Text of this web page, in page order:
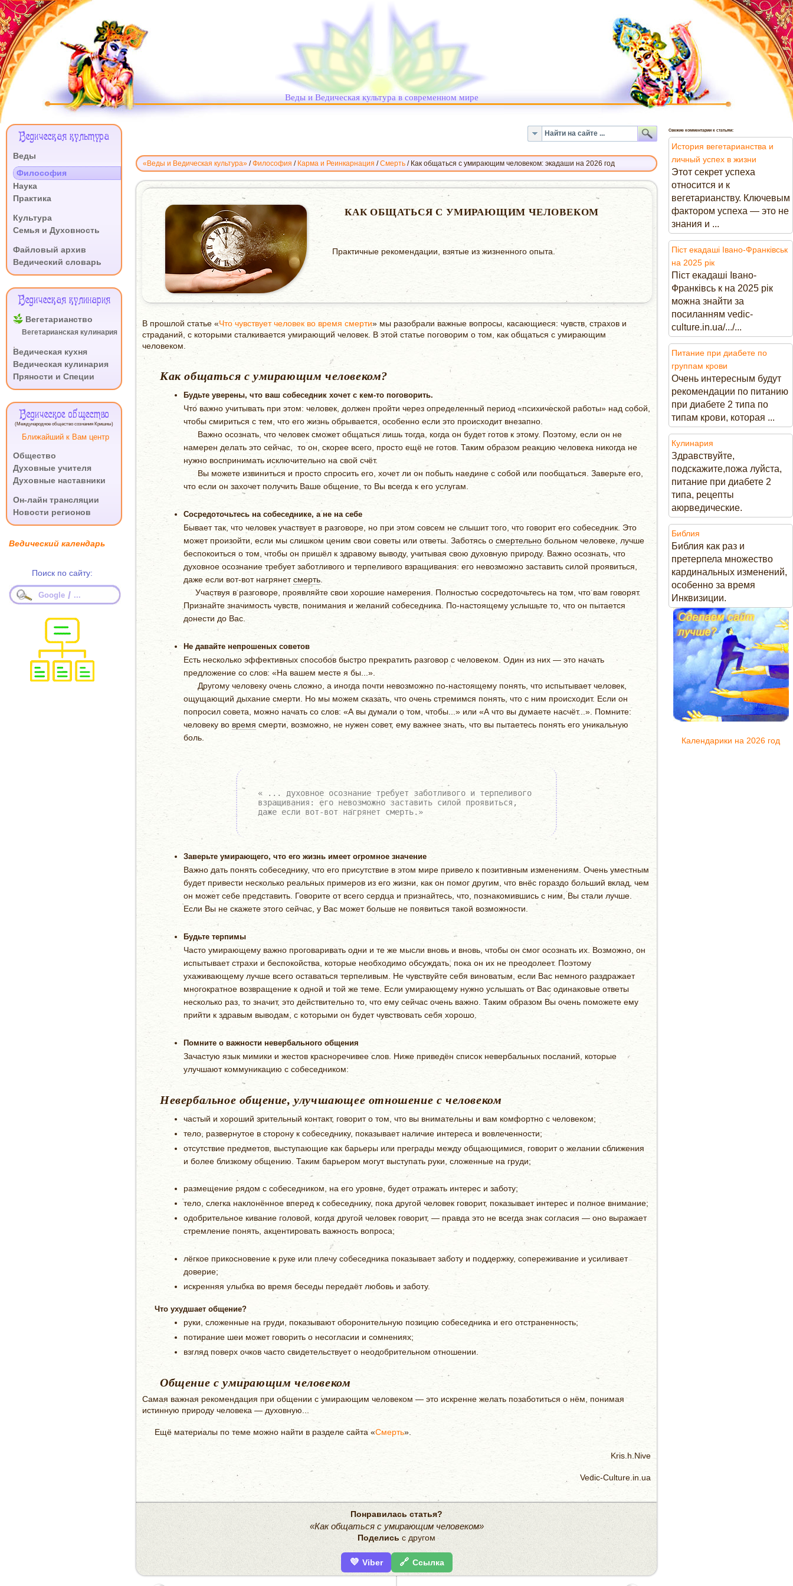
Веды и Ведическая культура в современном мире
«Веды и Ведическая культура» /Философия / Карма и Реинкарнация /Смерть / Как общаться с умирающим человеком: экадаши на 2026 год
КАК
ОБЩАТЬСЯ
УМИРАЮЩИМ
ЧЕЛОВЕКОМ
КАК ОБЩАТЬСЯ С УМИРАЮЩИМ ЧЕЛОВЕКОМ
Практичные рекомендации, взятые из жизненного опыта.
В прошлой статье «Что чувствует человек во время смерти» мы разобрали важные вопросы, касающиеся: чувств, страхов и
страданий, с которыми сталкивается умирающий человек. В этой статье поговорим о том, как общаться с умирающим
человеком.
Как общаться с умирающим человеком?
Будьте уверены, что ваш собеседник хочет с кем-то поговорить.
Что важно учитывать при этом: человек, должен пройти через определенный период «психической работы» над собой,
чтобы смириться с тем, что его жизнь обрывается, особенно если это происходит внезапно.
Важно осознать, что человек сможет общаться лишь тогда, когда он будет готов к этому. Поэтому, если он не
намерен делать это сейчас, то он, скорее всего, просто ещё не готов. Таким образом реакцию человека никогда не
нужно воспринимать исключительно на свой счёт.
Вы можете извиниться и просто спросить его, хочет ли он побыть наедине с собой или пообщаться. Заверьте его,
что если он захочет получить Ваше общение, то Вы всегда к его услугам.
Сосредоточьтесь на собеседнике, а не на себе
Бывает так, что человек участвует в разговоре, но при этом совсем не слышит того, что говорит его собеседник. Это
может произойти, если мы слишком ценим свои советы или ответы. Заботясь о смертельно больном человеке, лучше
беспокоиться о том, чтобы он пришёл к здравому выводу, учитывая свою духовную природу. Важно осознать, что
духовное осознание требует заботливого и терпеливого взращивания: его невозможно заставить силой проявиться,
даже если вот-вот нагрянетсмерть
Участвуя в разговоре, проявляйте свои хорошие намерения. Полностью сосредоточьтесь на том, что вам говорят.
Признайте значимость чувств, понимания и желаний собеседника. По-настоящему услышьте то, что он пытается
донести до Вас.
Не давайте непрошеных советов
Есть несколько эффективных способов быстро прекратить разговор с человеком. Один из них — это начать
предложение со слов: «На вашем месте я бы...».
Другому человеку очень сложно, а иногда почти невозможно по-настоящему понять, что испытывает человек,
ощущающий дыхание смерти. Но мы можем сказать, что очень стремимся понять, что с ним происходит. Если он
попросил совета, можно начать со слов: «А вы думали о том, чтобы...» или «А что вы думаете насчёт...». Помните:
человеку во время смерти, возможно, не нужен совет, ему важнее знать, что вы пытаетесь понять его уникальную
боль.
« ... духовное осознание требует заботливого и терпеливого
взращивания: его невозможно заставить силой проявиться,
даже если вот-вот нагрянет смерть.»
Заверьте умирающего, что его жизнь имеет огромное значение
Важно дать понять собеседнику, что его присутствие в этом мире привело к позитивным изменениям. Очень уместным
будет привести несколько реальных примеров из его жизни, как он помог другим, что внёс гораздо больший вклад, чем
он может себе представить. Говорите от всего сердца и признайтесь, что, познакомившись с ним, Вы стали лучше.
Если Вы не скажете этого сейчас, у Вас может больше не появиться такой возможности.
Будьте терпимы
Часто умирающему важно проговаривать одни и те же мысли вновь и вновь, чтобы он смог осознать их. Возможно, он
испытывает страхи и беспокойства, которые необходимо обсуждать, пока он их не преодолеет. Поэтому
ухаживающему лучше всего оставаться терпеливым. Не чувствуйте себя виноватым, если Вас немного раздражает
многократное возвращение к одной и той же теме. Если умирающему нужно услышать от Вас одинаковые ответы
несколько раз, то значит, это действительно то, что ему сейчас очень важно. Таким образом Вы очень поможете ему
прийти к здравым выводам, с которыми он будет чувствовать себя хорошо.
Помните о важности невербального общения
Зачастую язык мимики и жестов красноречивее слов. Ниже приведён список невербальных посланий, которые
улучшают коммуникацию с собеседником:
Невербальное общение, улучшающее отношение с человеком
частый и хороший зрительный контакт, говорит о том, что вы внимательны и вам комфортно с человеком;
тело, развернутое в сторону к собеседнику, показывает наличие интереса и вовлеченности;
отсутствие предметов, выступающие как барьеры или преграды между общающимися, говорит о желании сближения
и более близкому общению. Таким барьером могут выступать руки, сложенные на груди;
размещение рядом с собеседником, на его уровне, будет отражать интерес и заботу;
тело, слегка наклонённое вперед к собеседнику, пока другой человек говорит, показывает интерес и полное внимание;
одобрительное кивание головой, когда другой человек говорит, — правда это не всегда знак согласия — оно выражает
стремление понять, акцентировать важность вопроса;
лёгкое прикосновение к руке или плечу собеседника показывает заботу и поддержку, сопереживание и усиливает
доверие;
искренняя улыбка во время беседы передаёт любовь и заботу.
Что ухудшает общение?
руки, сложенные на груди, показывают оборонительную позицию собеседника и его отстраненность;
потирание шеи может говорить о несогласии и сомнениях;
взгляд поверх очков часто свидетельствует о неодобрительном отношении.
Общение с умирающим человеком
Самая важная рекомендация при общении с умирающим человеком — это искренне желать позаботиться о нём, понимая
истинную природу человека — духовную...
Ещё материалы по теме можно найти в разделе сайта «Смерть».
Kris.h.Nive
Vedic-Culture.in.ua
Понравилась статья?
«Как общаться с умирающим человеком»
Поделись с другом
💜 Viber 🔗 Ссылка
Меню
Ведическая культура
Веды
.
Философия
Наука
Практика
Культура
Семья и Духовность
Файловый архив
Ведический словарь
Ведическая кулинария
Вегетарианство
Вегетарианская кулинария
Ведическая кухня
Ведическая кулинария
Пряности и Специи
Ведическое общество
(Международное общество сознания Кришны)
Ближайший к Вам центр
Общество
Духовные учителя
Духовные наставники
Он-лайн трансляции
Новости регионов
Ведический календарь
Поиск по сайту:
Google / ...
Свежие комментарии к статьям:
История вегетарианства и
личный успех в жизни
Этот секрет успеха
относится и к
вегетарианству. Ключевым
фактором успеха — это не
знания и ...
Піст екадаші Івано-Франківськ
на 2025 рік
Піст екадаші Івано-
Франківсь к на 2025 рік
можна знайти за
посиланням vedic-
culture.in.ua/.../...
Питание при диабете по
группам крови
Очень интересным будут
рекомендации по питанию
при диабете 2 типа по
типам крови, которая ...
Кулинария
Здравствуйте,
подскажите,пожа луйста,
питание при диабете 2
типа, рецепты
аюрведические.
Библия
Библия как раз и
претерпела множество
кардинальных изменений,
особенно за время
Инквизиции.
Календарики на 2026 год